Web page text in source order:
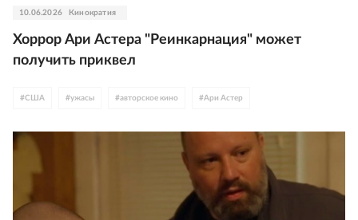
10.06.2026 Кинократия
Хоррор Ари Астера "Реинкарнация" может
получить приквел
#США #ужасы #авторское кино #Ари Астер